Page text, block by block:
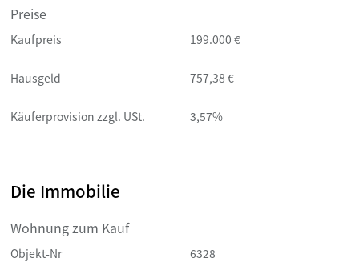
Preise
Kaufpreis 199.000 €
Hausgeld 757,38 €
Käuferprovision zzgl. USt. 3,57%
Die Immobilie
Wohnung zum Kauf
Objekt-Nr 6328